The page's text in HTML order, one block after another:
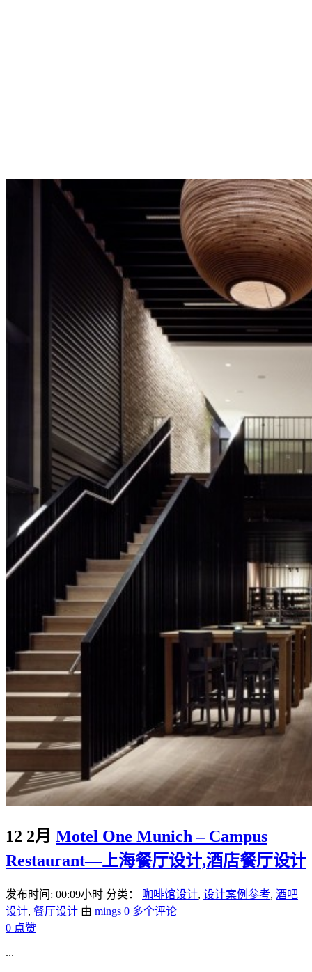
12 2月 Motel One Munich – Campus
Restaurant—上海餐厅设计,酒店餐厅设计
发布时间: 00:09小时 分类： 咖啡馆设计, 设计案例参考, 酒吧
设计, 餐厅设计 由 mings 0 多个评论
0 点赞
...